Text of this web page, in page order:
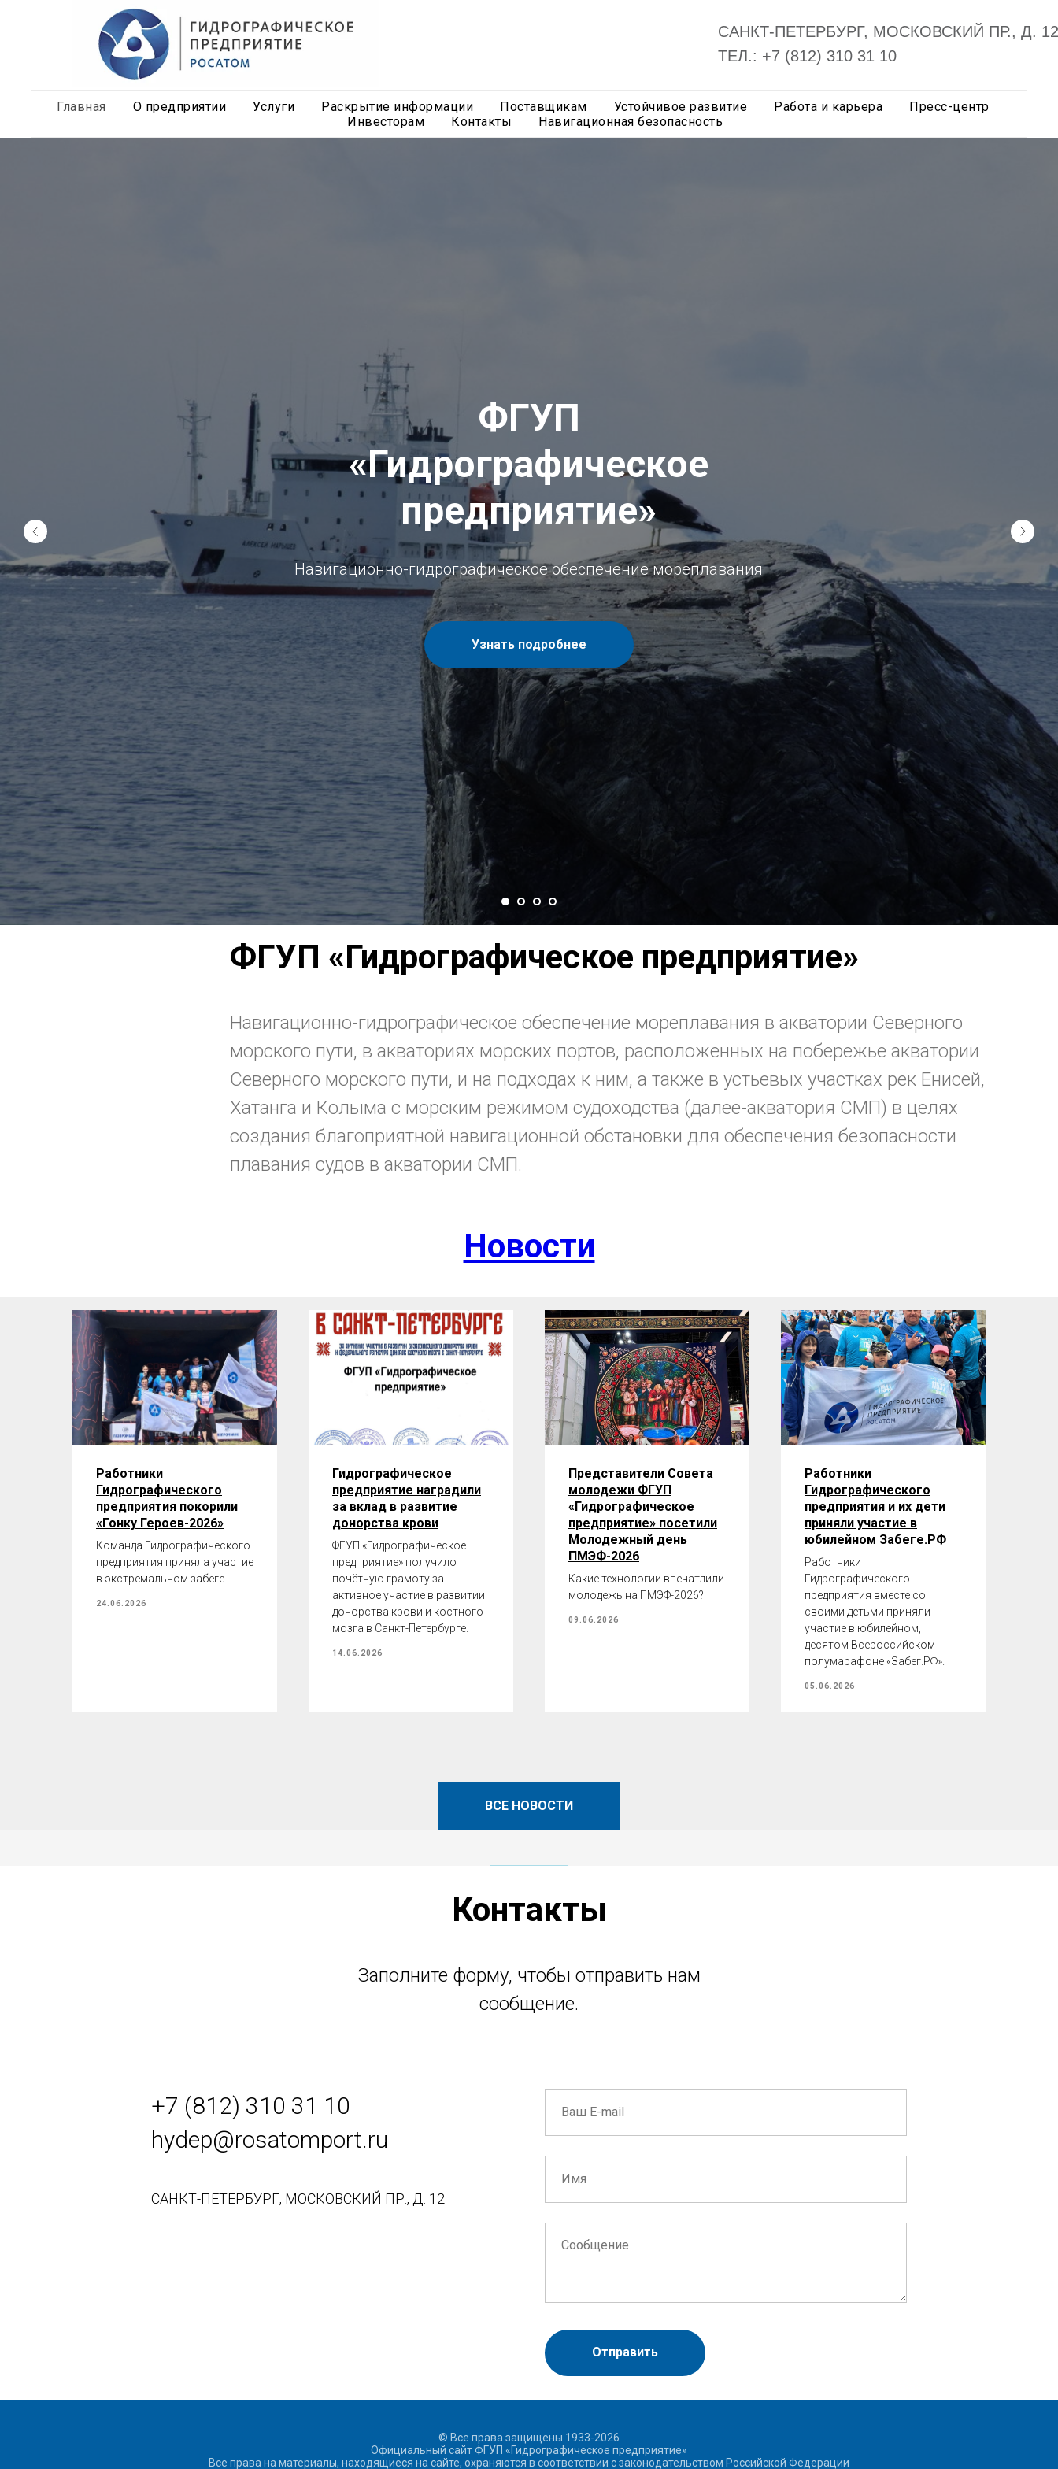
САНКТ-ПЕТЕРБУРГ, МОСКОВСКИЙ ПР., Д. 12
ТЕЛ.: +7 (812) 310 31 10
Главная О предприятии Услуги Раскрытие информации Поставщикам Устойчивое развитие Работа и карьера
Пресс-центр
Инвесторам
Контакты Навигационная безопасность
ФГУП
«Гидрографическое
предприятие»
Навигационно-гидрографическое обеспечение мореплавания
Узнать подробнее
ФГУП «Гидрографическое предприятие»
Навигационно-гидрографическое обеспечение мореплавания в акватории Северного
морского пути, в акваториях морских портов, расположенных на побережье акватории
Северного морского пути, и на подходах к ним, а также в устьевых участках рек Енисей,
Хатанга и Колыма с морским режимом судоходства (далее-акватория СМП) в целях
создания благоприятной навигационной обстановки для обеспечения безопасности
плавания судов в акватории СМП.
Новости
Работники
Гидрографического
предприятия покорили
«Гонку Героев-2026»
Команда Гидрографического
предприятия приняла участие
в экстремальном забеге.
24.06.2026
Гидрографическое
предприятие наградили
за вклад в развитие
донорства крови
ФГУП «Гидрографическое
предприятие» получило
почётную грамоту за
активное участие в развитии
донорства крови и костного
мозга в Санкт-Петербурге.
14.06.2026
Представители Совета
молодежи ФГУП
«Гидрографическое
предприятие» посетили
Молодежный день
ПМЭФ-2026
Какие технологии впечатлили
молодежь на ПМЭФ-2026?
09.06.2026
Работники
Гидрографического
предприятия и их дети
приняли участие в
юбилейном Забеге.РФ
Работники
Гидрографического
предприятия вместе со
своими детьми приняли
участие в юбилейном,
десятом Всероссийском
полумарафоне «Забег.РФ».
05.06.2026
ВСЕ НОВОСТИ
Контакты
Заполните форму, чтобы отправить нам
сообщение.
+7 (812) 310 31 10
hydep@rosatomport.ru
САНКТ-ПЕТЕРБУРГ, МОСКОВСКИЙ ПР., Д. 12
Отправить
© Все права защищены 1933-2026
Официальный сайт ФГУП «Гидрографическое предприятие»
Все права на материалы, находящиеся на сайте, охраняются в соответствии с законодательством Российской Федерации